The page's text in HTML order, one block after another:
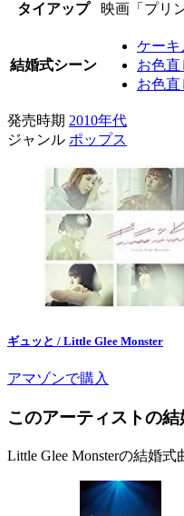
タイアップ
映画「プリ
結婚式シーン
ケーキ
お色直
お色
発売時期 2010年代
ジャンル ポップス
ギュッと / Little Glee Monster
アマゾンで購入
このアーティストの
Little Glee Monsterの結婚